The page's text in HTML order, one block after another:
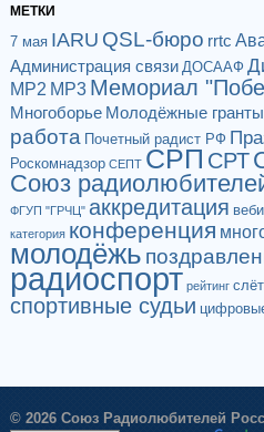
МЕТКИ
7 мая IARU QSL-бюро rrtc
Администрация связи ДОСААФ
МР2 МР3 Мемориал
Многоборье Молодёжные гранты
работа Почетный радист РФ
Роскомнадзор СЕПТ СРП СРТ
Союз
ФГУП "ГРЧЦ" аккредитация
категория конференция
молодёжь
радиоспорт рейтинг слёт
спортивные судьи
© 2026 Союз Радиолюбителей